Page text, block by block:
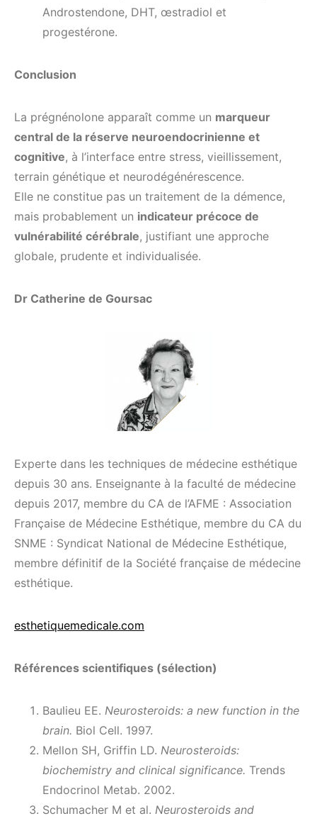
Androstendone, DHT, œstradiol et
progestérone.
Conclusion
La prégnénolone apparaît comme un marqueur
central de la réserve neuroendocrinienne et
cognitive, à l’interface entre stress, vieillissement,
terrain génétique et neurodégénérescence.
Elle ne constitue pas un traitement de la démence,
mais probablement un indicateur précoce de
vulnérabilité cérébrale, justifiant une approche
globale, prudente et individualisée.
Dr Catherine de Goursac
Experte dans les techniques de médecine esthétique
depuis 30 ans. Enseignante à la faculté de médecine
depuis 2017, membre du CA de l’AFME : Association
Française de Médecine Esthétique, membre du CA du
SNME : Syndicat National de Médecine Esthétique,
membre définitif de la Société française de médecine
esthétique.
esthetiquemedicale.com
Références scientifiques (sélection)
Baulieu EE. Neurosteroids: a new function in the
brain. Biol Cell. 1997.
Mellon SH, Griffin LD. Neurosteroids:
biochemistry and clinical significance. Trends
Endocrinol Metab. 2002.
Schumacher M et al. Neurosteroids and